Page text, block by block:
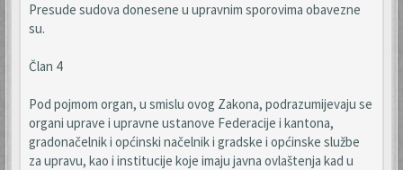
Presude sudova donesene u upravnim sporovima obavezne
su.
Član 4
Pod pojmom organ, u smislu ovog Zakona, podrazumijevaju se
organi uprave i upravne ustanove Federacije i kantona,
gradonačelnik i općinski načelnik i gradske i općinske službe
za upravu, kao i institucije koje imaju javna ovlaštenja kad u